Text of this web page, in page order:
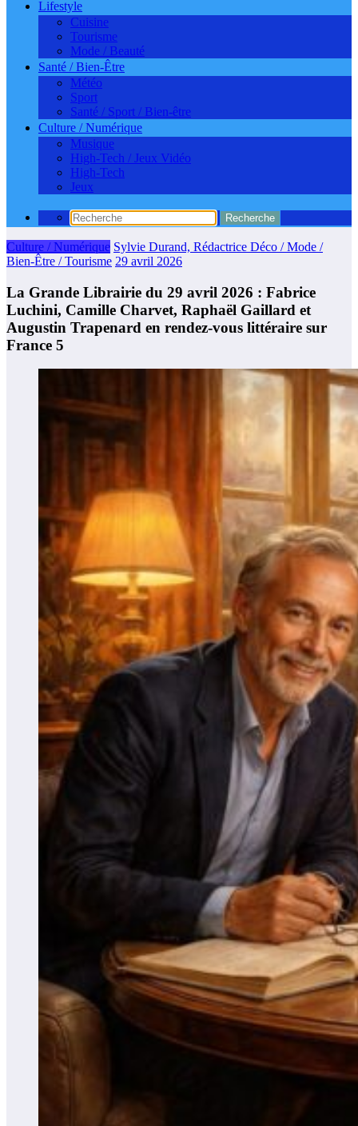
Lifestyle
Cuisine
Tourisme
Mode / Beauté
Santé / Bien-Être
Météo
Sport
Santé / Sport / Bien-être
Culture / Numérique
Musique
High-Tech / Jeux Vidéo
High-Tech
Jeux
Culture / Numérique Sylvie Durand, Rédactrice Déco / Mode /
Bien-Être / Tourisme 29 avril 2026
La Grande Librairie du 29 avril 2026 : Fabrice
Luchini, Camille Charvet, Raphaël Gaillard et
Augustin Trapenard en rendez-vous littéraire sur
France 5